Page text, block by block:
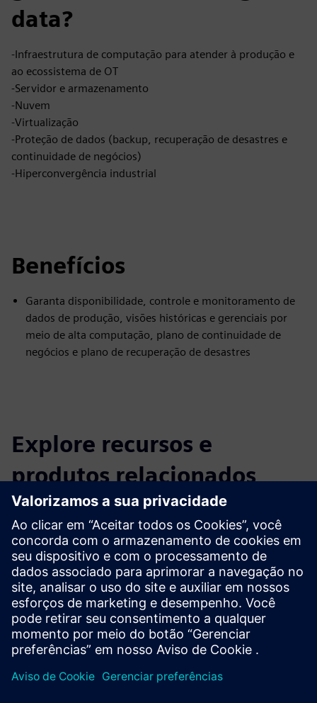
data?
-Infraestrutura de computação para atender à produção e
ao ecossistema de OT
-Servidor e armazenamento
-Nuvem
-Virtualização
-Proteção de dados (backup, recuperação de desastres e
continuidade de negócios)
-Hiperconvergência industrial
Benefícios
Garanta disponibilidade, controle e monitoramento de
dados de produção, visões históricas e gerenciais por
meio de alta computação, plano de continuidade de
negócios e plano de recuperação de desastres
Explore recursos e
produtos relacionados
Informações e recursos adicionais
Mais informações
Pré-requisitos
nenhum